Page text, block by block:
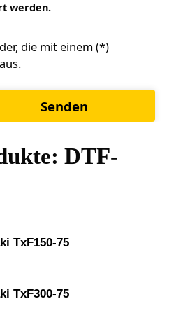
werden.
die mit einem (*)
DTF-
TxF150-75
TxF300-75